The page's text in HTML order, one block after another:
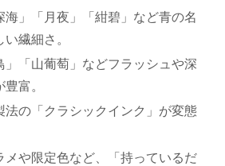
海」「月夜」「紺碧」など青の名
繊細さ。
」「山葡萄」などフラッシュや深
富。
法の「クラシックインク」が変態
メや限定色など、「持っているだ